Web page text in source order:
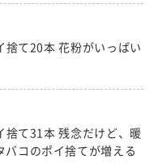
て20本 花粉がいっぱい
捨て31本 残念だけど、暖
バコのポイ捨てが増える